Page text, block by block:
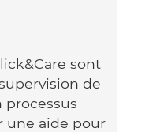
sont
de
processus
une aide pour